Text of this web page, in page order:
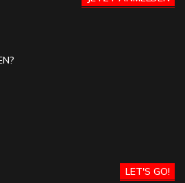
LET'S GO!